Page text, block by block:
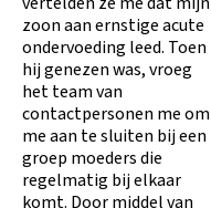
zoon aan ernstige acute
ondervoeding leed. Toen
hij genezen was, vroeg
het team van
contactpersonen me om
me aan te sluiten bij een
groep moeders die
regelmatig bij elkaar
komt. Door middel van